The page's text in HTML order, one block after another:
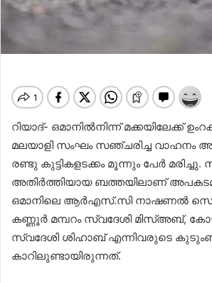
റിയാദ്- ഒമാനിൽനിന്ന് മക്കയിലേക്ക്
മലയാളി സംഘം സഞ്ചരിച്ച വാഹനം
രണ്ടു കുട്ടികളടക്കം മൂന്നും പേർ മരിച്ചു.
അതിർത്തിയായ ബത്തയിലാണ്
ഒമാനിലെ ആർഎസ്.സി നാഷണൽ
കണ്ണൂർ മമ്പറം സ്വദേശി മിസ്അബ്,
സ്വദേശി ശിഹാബ് എന്നിവരുടെ
കാറിലുണ്ടായിരുന്നത്.